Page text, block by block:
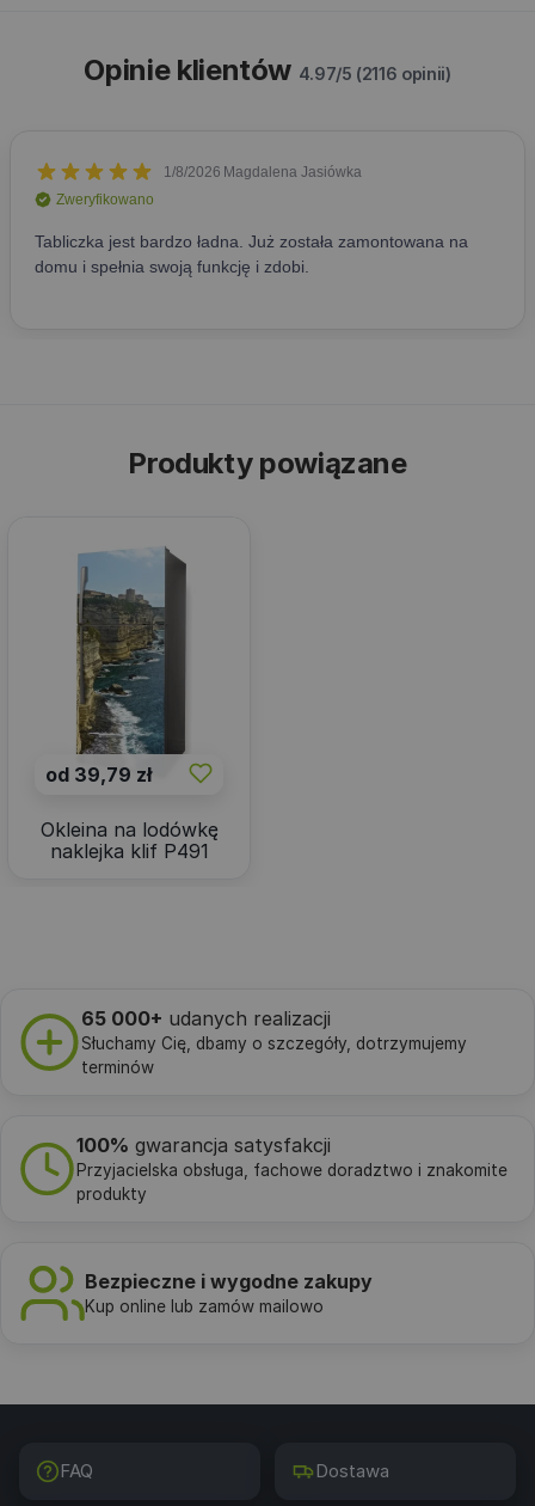
Opinie klientów 4.97/5 (2116 opinii)
Produkty powiązane
od 39,79 zł
Okleina na lodówkę
naklejka klif P491
65 000+ udanych realizacji
Słuchamy Cię, dbamy o szczegóły, dotrzymujemy
terminów
100% gwarancja satysfakcji
Przyjacielska obsługa, fachowe doradztwo i znakomite
produkty
Bezpieczne i wygodne zakupy
Kup online lub zamów mailowo
FAQ Dostawa